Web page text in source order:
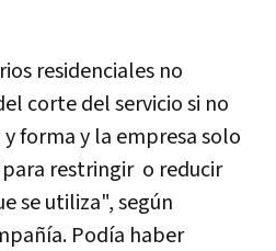
residenciales no
corte del servicio si no
forma y la empresa solo
restringir o reducir
se utiliza", según
Podía haber